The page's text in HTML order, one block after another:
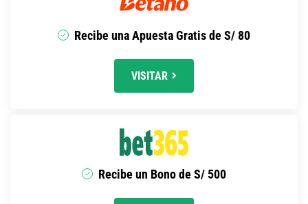
Recibe una Apuesta Gratis de S/ 80
VISITAR
Recibe un Bono de S/ 500